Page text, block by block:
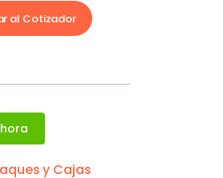
al Cotizador
y Cajas